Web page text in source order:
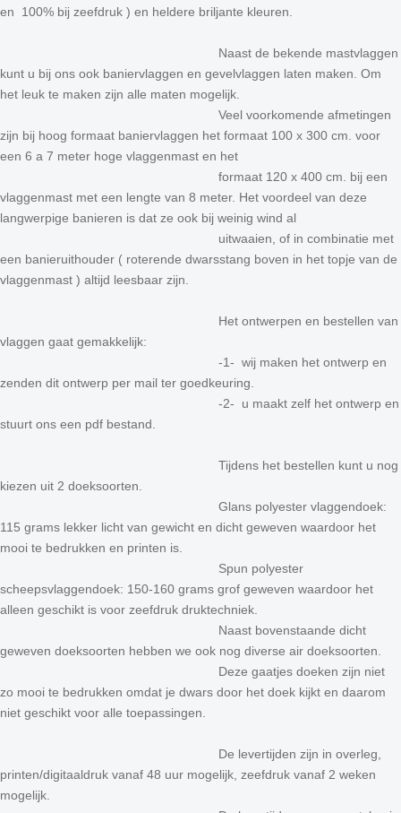
en 100% bij zeefdruk ) en heldere briljante kleuren.
Naast de bekende mastvlaggen
kunt u bij ons ook baniervlaggen en gevelvlaggen laten maken. Om
het leuk te maken zijn alle maten mogelijk.
Veel voorkomende afmetingen
zijn bij hoog formaat baniervlaggen het formaat 100 x 300 cm. voor
een 6 a 7 meter hoge vlaggenmast en het
formaat 120 x 400 cm. bij een
vlaggenmast met een lengte van 8 meter. Het voordeel van deze
langwerpige banieren is dat ze ook bij weinig wind al
uitwaaien, of in combinatie met
een banieruithouder ( roterende dwarsstang boven in het topje van de
vlaggenmast ) altijd leesbaar zijn.
Het ontwerpen en bestellen van
vlaggen gaat gemakkelijk:
-1- wij maken het ontwerp en
zenden dit ontwerp per mail ter goedkeuring.
-2- u maakt zelf het ontwerp en
stuurt ons een pdf bestand.
Tijdens het bestellen kunt u nog
kiezen uit 2 doeksoorten.
Glans polyester vlaggendoek:
115 grams lekker licht van gewicht en dicht geweven waardoor het
mooi te bedrukken en printen is.
Spun polyester
scheepsvlaggendoek: 150-160 grams grof geweven waardoor het
alleen geschikt is voor zeefdruk druktechniek.
Naast bovenstaande dicht
geweven doeksoorten hebben we ook nog diverse air doeksoorten.
Deze gaatjes doeken zijn niet
zo mooi te bedrukken omdat je dwars door het doek kijkt en daarom
niet geschikt voor alle toepassingen.
De levertijden zijn in overleg,
printen/digitaaldruk vanaf 48 uur mogelijk, zeefdruk vanaf 2 weken
mogelijk.